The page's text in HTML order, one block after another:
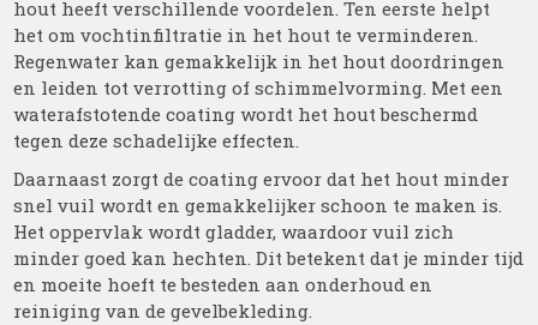
hout heeft verschillende voordelen. Ten eerste helpt
het om vochtinfiltratie in het hout te verminderen.
Regenwater kan gemakkelijk in het hout doordringen
en leiden tot verrotting of schimmelvorming. Met een
waterafstotende coating wordt het hout beschermd
tegen deze schadelijke effecten.
Daarnaast zorgt de coating ervoor dat het hout minder
snel vuil wordt en gemakkelijker schoon te maken is.
Het oppervlak wordt gladder, waardoor vuil zich
minder goed kan hechten. Dit betekent dat je minder tijd
en moeite hoeft te besteden aan onderhoud en
reiniging van de gevelbekleding.